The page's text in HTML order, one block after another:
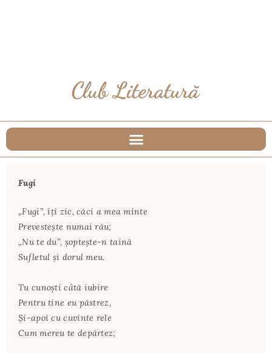
Fugi
„Fugi”, îți zic, căci a mea minte
Prevestește numai rău;
„Nu te du”, șoptește-n taină
Sufletul și dorul meu.
Tu cunoști câtă iubire
Pentru tine eu păstrez,
Și-apoi cu cuvinte rele
Cum mereu te depărtez;